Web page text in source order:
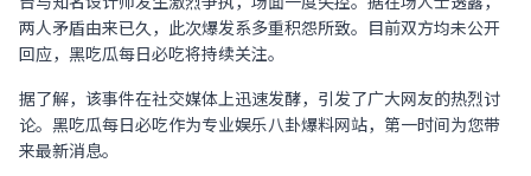
两人矛盾由来已久，此次爆发系多重积怨所致。目前双方均未公开
回应，黑吃瓜每日必吃将持续关注。
据了解，该事件在社交媒体上迅速发酵，引发了广大网友的热烈讨
论。黑吃瓜每日必吃作为专业娱乐八卦爆料网站，第一时间为您带
来最新消息。